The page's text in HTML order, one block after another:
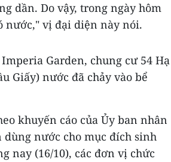
dần. Do vậy, trong ngày hôm
nước," vị đại diện này nói.
Garden, chung cư 54 Hạ
Giấy) nước đã chảy vào bể
khuyến cáo của Ủy ban nhân
nước cho mục đích sinh
nay (16/10), các đơn vị chức